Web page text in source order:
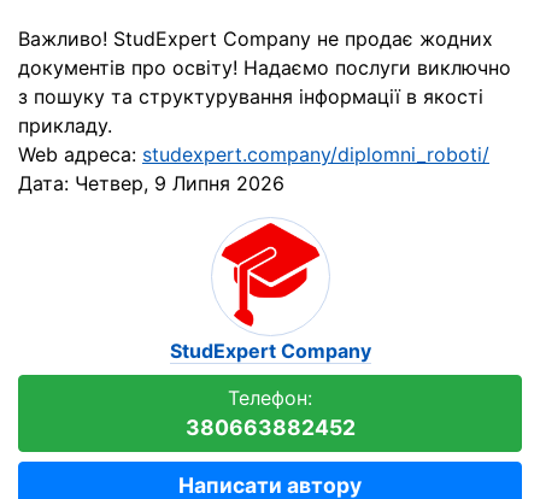
Важливо! StudExpert Company не продає жодних
документів про освіту! Надаємо послуги виключно
з пошуку та структурування інформації в якості
прикладу.
Web адреса: studexpert.company/diplomni_roboti/
Дата: Четвер, 9 Липня 2026
StudExpert Company
Телефон:
380663882452
Написати автору